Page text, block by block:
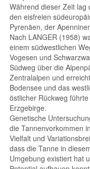
Während dieser Zeit lag
den eisfreien
Pyrenäen, der
Nach LANGER (1958)
einem südwestlichen
Vogesen und
Südweg über die
Zentralalpen und
Bodensee und das
östlicher Rückweg
Erzgebirge.
Genetische
die Tannenvorkommen
Vielfalt und
dass die Tanne in
Umgebung existiert hat